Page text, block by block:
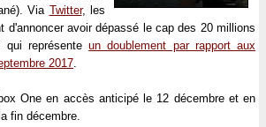
Via Twitter, les
d'annoncer avoir dépassé le cap des 20 millions
qui représenteun doublement par rapport aux
2017.
One en accès anticipé le 12 décembre et en
fin décembre.